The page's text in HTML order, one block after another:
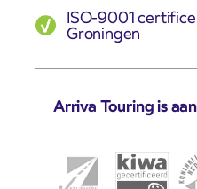
ISO-9001
Groningen
Arriva Touring is